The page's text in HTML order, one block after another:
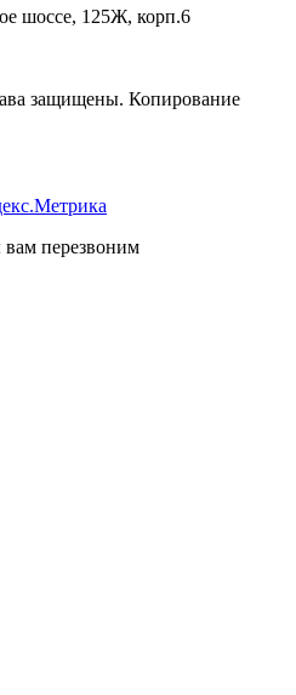
шоссе, 125Ж, корп.6
защищены. Копирование
перезвоним